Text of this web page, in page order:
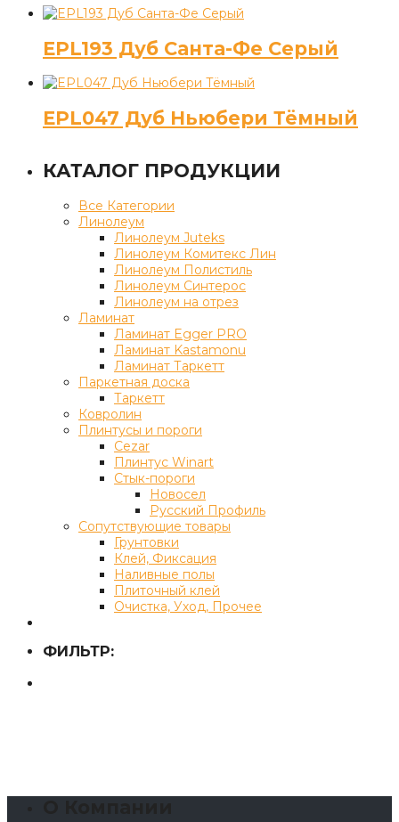
EPL193 Дуб Санта-Фе Серый
EPL047 Дуб Ньюбери Тёмный
КАТАЛОГ ПРОДУКЦИИ
Все Категории
Линолеум
Линолеум Juteks
Линолеум Комитекс Лин
Линолеум Полистиль
Линолеум Синтерос
Линолеум на отрез
Ламинат
Ламинат Egger PRO
Ламинат Kastamonu
Ламинат Таркетт
Паркетная доска
Таркетт
Ковролин
Плинтусы и пороги
Cezar
Плинтус Winart
Стык-пороги
Новосел
Русский Профиль
Сопутствующие товары
Грунтовки
Клей, Фиксация
Наливные полы
Плиточный клей
Очистка, Уход, Прочее
ФИЛЬТР: